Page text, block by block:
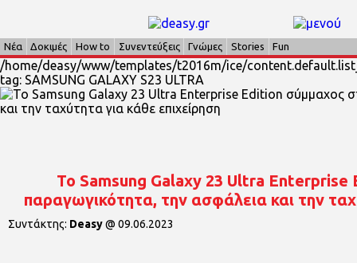
Νέα Δοκιμές How to Συνεντεύξεις Γνώμες Stories Fun
/home/deasy/www/templates/t2016m/ice/
tag: SAMSUNG GALAXY S23 ULTRA
Το Samsung Galaxy 23 Ultra Enterprise
παραγωγικότητα, την ασφάλεια και την
Συντάκτης: Deasy@ 09.06.2023